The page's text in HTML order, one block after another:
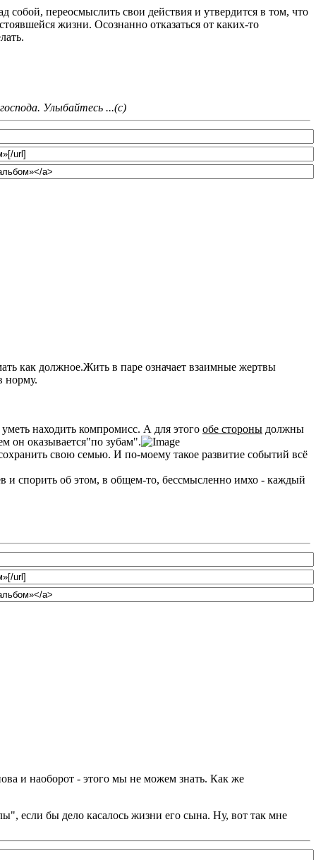
переосмыслить свои действия и утвердится в том, что
жизни. Осознанно отказаться от каких-то
Улыбайтесь ...(с)
как должное.Жить в паре означает взаимные жертвы
норму.
находить компромисс. А для этого обе стороны должны
он оказывается"по зубам".
свою семью. И по-моему такое развитие событий всё
и спорить об этом, в общем-то, бессмысленно имхо - каждый
и наоборот - этого мы не можем знать. Как же
если бы дело касалось жизни его сына. Ну, вот так мне